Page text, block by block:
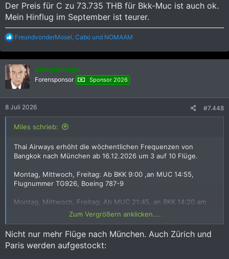
Der Preis für C zu 73.735 THB für Bkk-Muc ist auch ok.
Mein Hinflug im September ist teurer.
R
a
k
t
i
o
n
:
FreundvonderMosel, Cabo und NOMAAM
bongobongo
Forensponsor Sponsor 2026
8 Juli 2026 #7.448
Miles schrieb:
Thai Airways erhöht die wöchentlichen Frequenzen von
Bangkok nach München ab 16.12.2026 um 3 auf 10 Flüge.
Montag, Mittwoch, Freitag: Ab BKK 9:00 ,an MUC 14:55,
Flugnummer TG926, Boeing 787-9
Montag, Mittwoch, Freitag: Ab MUC 21:45, an BKK 14:20 am
Folgetag, Flugnummer TG927, Boeing 787-9
Zum Vergrößern anklicken....
Nicht nur mehr Flüge nach München. Auch Zürich und
Paris werden aufgestockt: